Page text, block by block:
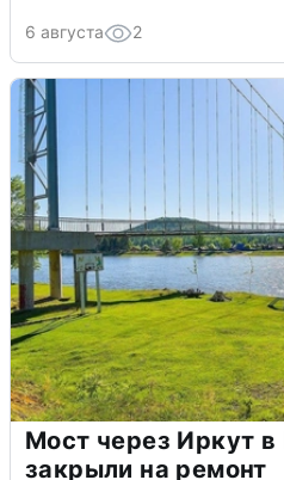
6 августа 2
Мост через Иркут
закрыли на ремонт